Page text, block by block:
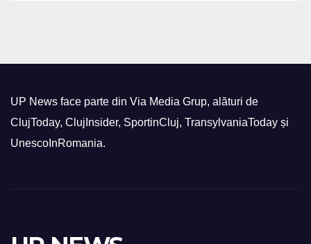
UP News face parte din Via Media Grup, alături de
ClujToday, ClujInsider, SportinCluj, TransylvaniaToday și
UnescoInRomania.